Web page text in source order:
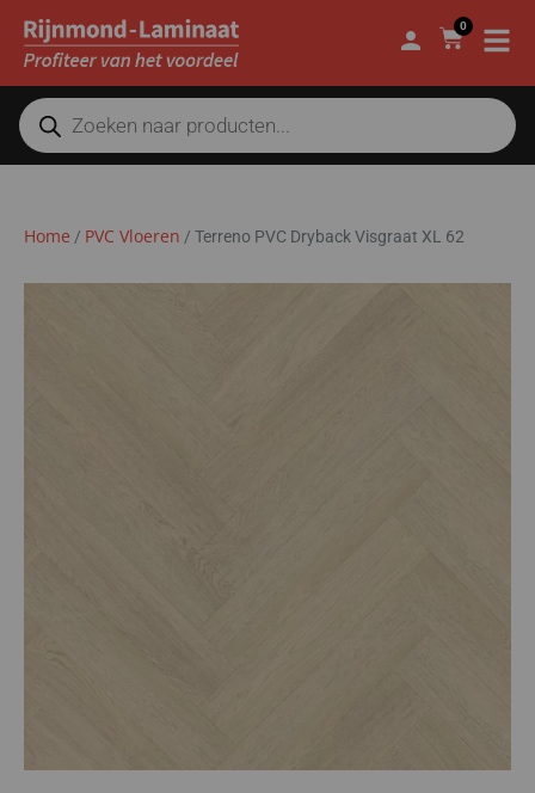
0
Home / PVC Vloeren / Terreno PVC Dryback Visgraat XL 62